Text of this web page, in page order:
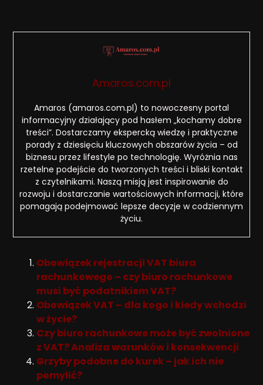
Amaros.com.pl
Amaros (amaros.com.pl) to nowoczesny portal
informacyjny działający pod hasłem „kochamy dobre
treści”. Dostarczamy ekspercką wiedzę i praktyczne
porady z dziesięciu kluczowych obszarów życia – od
biznesu przez lifestyle po technologię. Wyróżnia nas
rzetelne podejście do tworzonych treści i bliski kontakt
z czytelnikami. Naszą misją jest inspirowanie do
rozwoju i dostarczanie wartościowych informacji, które
pomagają podejmować lepsze decyzje w codziennym
życiu.
Obowiązek rejestracji VAT biura
rachunkowego – czy biuro rachunkowe
musi być podatnikiem VAT?
Obowiązek VAT – dla kogo i kiedy wchodzi
w życie?
Czy biuro rachunkowe może być zwolnione
z VAT? Analiza warunków i konsekwencji
Grzyby podobne do kurek – jak ich nie
pomylić?